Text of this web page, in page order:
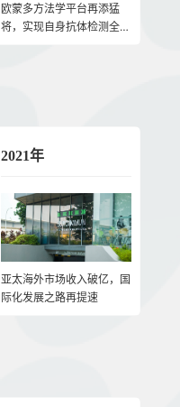
欧蒙多方法学平台再添猛
将，实现自身抗体检测全方
2021年
亚太海外市场收入破亿，国
际化发展之路再提速